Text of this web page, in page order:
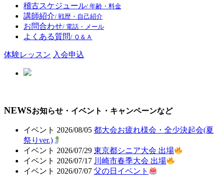
稽古スケジュール/ 年齢・料金
講師紹介/ 戦歴・自己紹介
お問合わせ/ 電話・メール
よくある質問/ Ｑ＆Ａ
体験レッスン 入会申込
NEWSお知らせ・イベント・キャンペーンなど
イベント 2026/08/05 都大会お疲れ様会・全少決起会(夏
祭りver.)
イベント 2026/07/29 東京都シニア大会 出場
イベント 2026/07/17 川崎市春季大会 出場
イベント 2026/07/07 父の日イベント